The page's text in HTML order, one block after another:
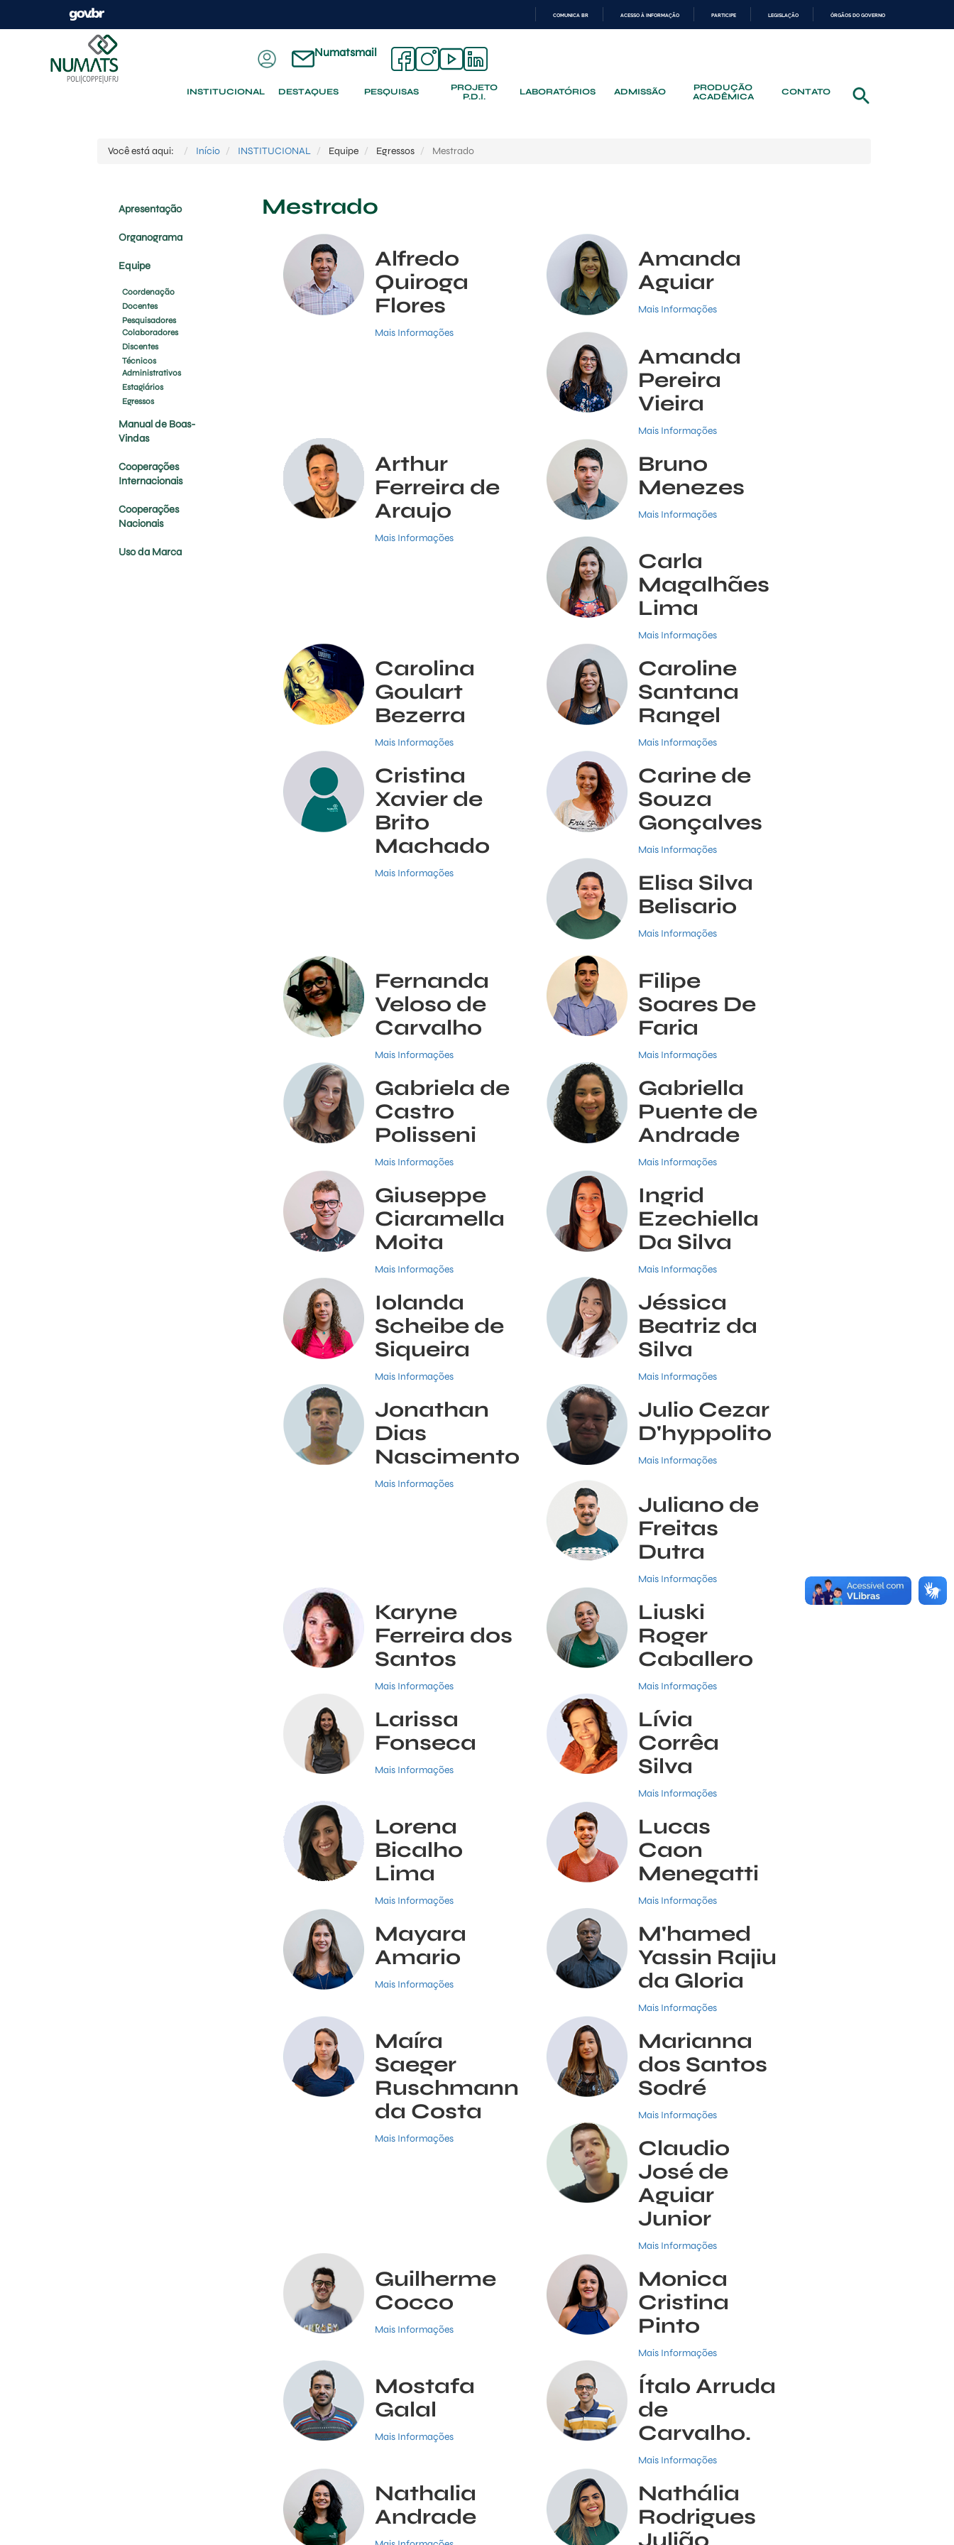
CONTEÚDO
COMUNICA BR ACESSO À INFORMAÇÃO PARTICIPE LEGISLAÇÃO ÓRGÃOS DO GOVERNO
Numatsmail
INSTITUCIONAL DESTAQUES PESQUISAS
PROJETO
P.D.I.
LABORATÓRIOS ADMISSÃO
PRODUÇÃO
ACADÊMICA
CONTATO
Você está aqui: Início INSTITUCIONAL Equipe Egressos Mestrado
Apresentação
Organograma
Equipe
Coordenação
Docentes
Pesquisadores
Colaboradores
Discentes
Técnicos
Administrativos
Estagiários
Egressos
Manual de Boas-
Vindas
Cooperações
Internacionais
Cooperações
Nacionais
Uso da Marca
Mestrado
Alfredo
Quiroga
Flores
Mais Informações
Amanda
Aguiar
Mais Informações
Amanda
Pereira
Vieira
Mais Informações
Arthur
Ferreira de
Araujo
Mais Informações
Bruno
Menezes
Mais Informações
Carla
Magalhães
Lima
Mais Informações
Carolina
Goulart
Bezerra
Mais Informações
Caroline
Santana
Rangel
Mais Informações
Cristina
Xavier de
Brito
Machado
Mais Informações
Carine de
Souza
Gonçalves
Mais Informações
Elisa Silva
Belisario
Mais Informações
Fernanda
Veloso de
Carvalho
Mais Informações
Filipe
Soares De
Faria
Mais Informações
Gabriela de
Castro
Polisseni
Mais Informações
Gabriella
Puente de
Andrade
Mais Informações
Giuseppe
Ciaramella
Moita
Mais Informações
Ingrid
Ezechiella
Da Silva
Mais Informações
Iolanda
Scheibe de
Siqueira
Mais Informações
Jéssica
Beatriz da
Silva
Mais Informações
Jonathan
Dias
Nascimento
Mais Informações
Julio Cezar
D'hyppolito
Mais Informações
Juliano de
Freitas
Dutra
Mais Informações
Karyne
Ferreira dos
Santos
Mais Informações
Liuski
Roger
Caballero
Mais Informações
Larissa
Fonseca
Mais Informações
Lívia
Corrêa
Silva
Mais Informações
Lorena
Bicalho
Lima
Mais Informações
Lucas
Caon
Menegatti
Mais Informações
Mayara
Amario
Mais Informações
M'hamed
Yassin Rajiu
da Gloria
Mais Informações
Maíra
Saeger
Ruschmann
da Costa
Mais Informações
Marianna
dos Santos
Sodré
Mais Informações
Claudio
José de
Aguiar
Junior
Mais Informações
Guilherme
Cocco
Mais Informações
Monica
Cristina
Pinto
Mais Informações
Mostafa
Galal
Mais Informações
Ítalo Arruda
de
Carvalho.
Mais Informações
Nathalia
Andrade
Nathália
Rodrigues
Julião